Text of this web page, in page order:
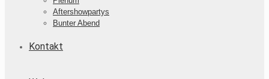
Aftershowpartys
Bunter Abend
Kontakt